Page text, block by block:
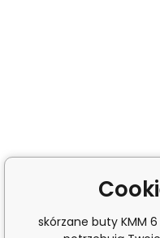
skórzane buty KMM